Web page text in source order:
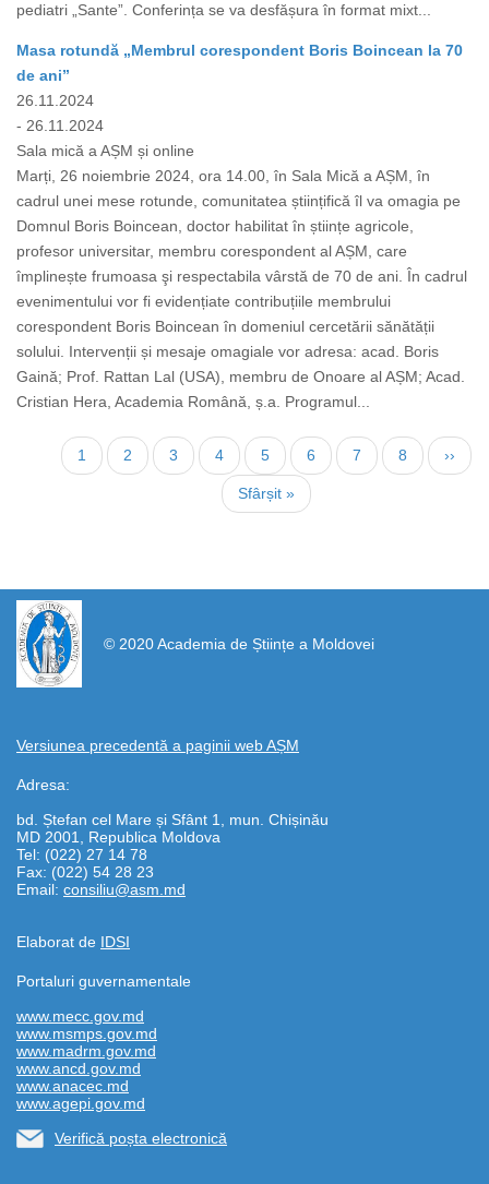
pediatri „Sante”. Conferința se va desfășura în format mixt...
Masa rotundă „Membrul corespondent Boris Boincean la 70
de ani”
26.11.2024
- 26.11.2024
Sala mică a AȘM și online
Marți, 26 noiembrie 2024, ora 14.00, în Sala Mică a AȘM, în
cadrul unei mese rotunde, comunitatea științifică îl va omagia pe
Domnul Boris Boincean, doctor habilitat în științe agricole,
profesor universitar, membru corespondent al AȘM, care
împlinește frumoasa şi respectabila vârstă de 70 de ani. În cadrul
evenimentului vor fi evidențiate contribuțiile membrului
corespondent Boris Boincean în domeniul cercetării sănătății
solului. Intervenții și mesaje omagiale vor adresa: acad. Boris
Gaină; Prof. Rattan Lal (USA), membru de Onoare al AȘM; Acad.
Cristian Hera, Academia Română, ș.a. Programul...
Нумерация
страниц
Текущая
страница
1 Страница
2 Страница
3 Страница
4 Страница
5 Страница
6 Страница
7 Страница
8 ››
Последняя
страница
Sfârșit »
© 2020 Academia de Științe a Moldovei
Versiunea precedentă a paginii web AȘM
Adresa:
bd. Ștefan cel Mare și Sfânt 1, mun. Chișinău
MD 2001, Republica Moldova
Tel: (022) 27 14 78
Fax: (022) 54 28 23
Email: consiliu@asm.md
Elaborat de IDSI
https://propletenie.ru/
Portaluri guvernamentale
www.mecc.gov.md
www.msmps.gov.md
www.madrm.gov.md
www.ancd.gov.md
www.anacec.md
www.agepi.gov.md
Verifică poșta electronică